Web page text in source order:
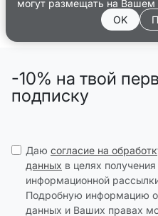
могут размещать на Вашем
OK
-10% на твой
подписку
Даю согласие на
данных в целях
информационной
Подробную информацию
данных и Ваших правах